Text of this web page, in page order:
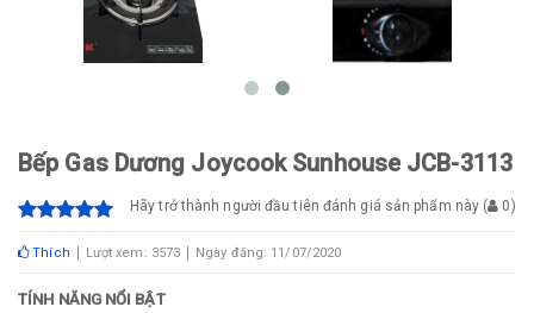
Bếp Gas Dương Joycook Sunhouse JCB-3113
Hãy trở thành người đầu tiên đánh giá sản phẩm này ( 0)
Thích Lượt xem: 3573 Ngày đăng: 11/07/2020
TÍNH NĂNG NỔI BẬT